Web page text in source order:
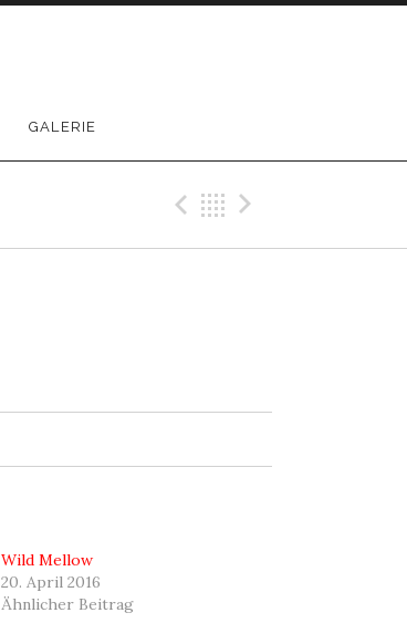
GALERIE
Previous Track
Back
Wild Mellow
20. April 2016
Ähnlicher Beitrag